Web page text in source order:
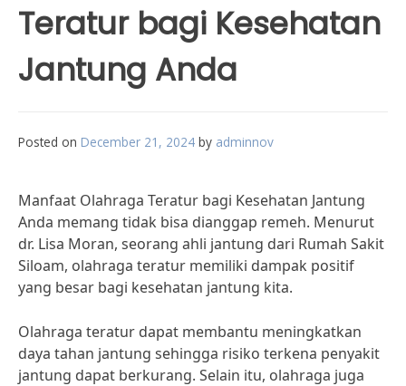
Teratur bagi Kesehatan
Jantung Anda
Posted on December 21, 2024 by adminnov
Manfaat Olahraga Teratur bagi Kesehatan Jantung
Anda memang tidak bisa dianggap remeh. Menurut
dr. Lisa Moran, seorang ahli jantung dari Rumah Sakit
Siloam, olahraga teratur memiliki dampak positif
yang besar bagi kesehatan jantung kita.
Olahraga teratur dapat membantu meningkatkan
daya tahan jantung sehingga risiko terkena penyakit
jantung dapat berkurang. Selain itu, olahraga juga